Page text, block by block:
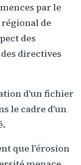
par le
de
des
directives
d'un fichier
le cadre d'un
que l'érosion